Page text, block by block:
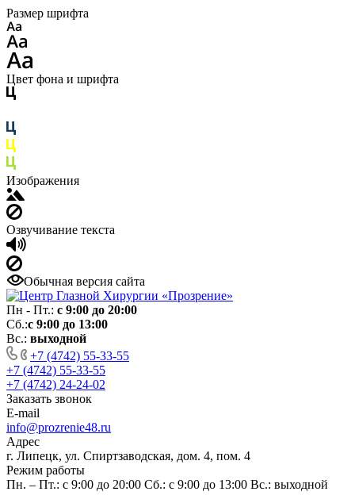
Размер шрифта
Цвет фона и шрифта
Изображения
Озвучивание текста
Обычная версия сайта
Пн - Пт.: с 9:00 до 20:00
Сб.:с 9:00 до 13:00
Вс.: выходной
+7 (4742) 55-33-55
+7 (4742) 55-33-55
+7 (4742) 24-24-02
Заказать звонок
E-mail
info@prozrenie48.ru
Адрес
г. Липецк, ул. Спиртзаводская, дом. 4, пом. 4
Режим работы
Пн. – Пт.: с 9:00 до 20:00 Сб.: с 9:00 до 13:00 Вс.: выходной